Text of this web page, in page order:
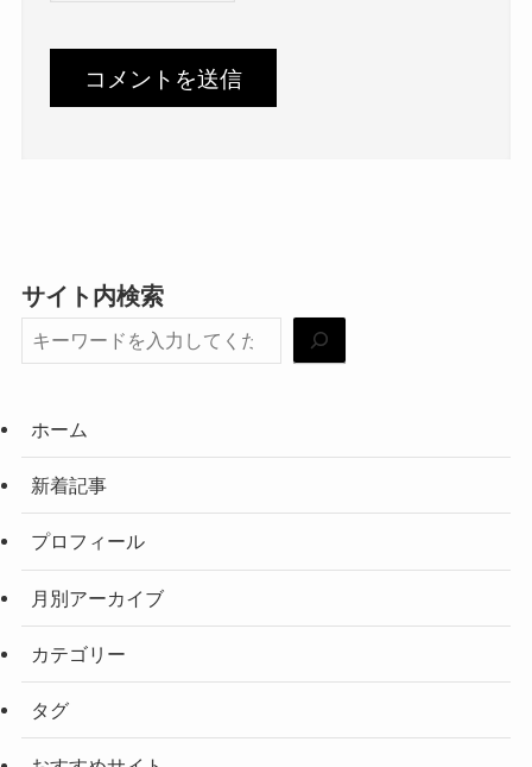
サイト内検索
ホーム
新着記事
プロフィール
月別アーカイブ
カテゴリー
タグ